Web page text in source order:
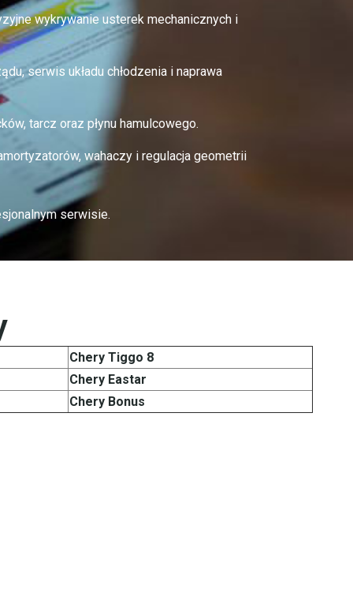
wykrywanie usterek mechanicznych i
serwis układu chłodzenia i naprawa
tarcz oraz płynu hamulcowego.
wahaczy i regulacja geometrii
serwisie.
Chery Tiggo 8
Chery Eastar
Chery Bonus